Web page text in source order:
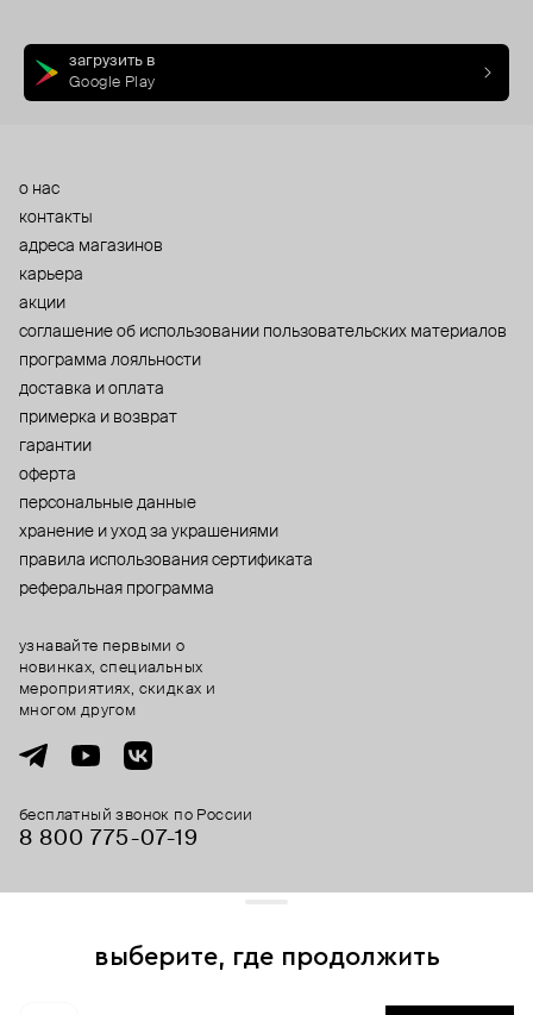
загрузить в
Google Play
о нас
контакты
адреса магазинов
карьера
акции
cоглашение об использовании пользовательских материалов
программа лояльности
доставка и оплата
примерка и возврат
гарантии
оферта
персональные данные
хранение и уход за украшениями
правила использования сертификата
реферальная программа
бесплатный звонок по России
8 800 775⁠-07⁠-19
узнавайте первыми о
новинках, специальных
мероприятиях, скидках и
многом другом
выберите, где продолжить